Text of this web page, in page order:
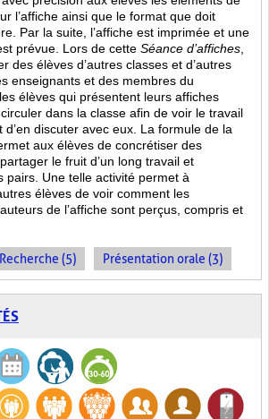
l’affiche ainsi que le format que doit
Par la suite, l’affiche est imprimée et une
prévue. Lors de cette Séance d’affiches
des élèves d’autres classes et d’autres
enseignants et des membres du
élèves qui présentent leurs affiches
dans la classe afin de voir le travail
discuter avec eux. La formule de la
aux élèves de concrétiser des
le fruit d’un long travail et
pairs. Une telle activité permet à
élèves de voir comment les
de l’affiche sont perçus, compris et
Recherche (5) Présentation orale (3)